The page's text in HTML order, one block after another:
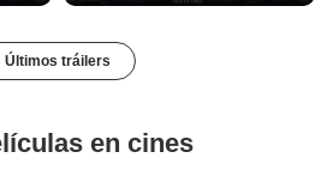
Últimos tráilers
en cines